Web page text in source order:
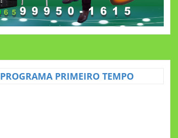
PROGRAMA PRIMEIRO TEMPO